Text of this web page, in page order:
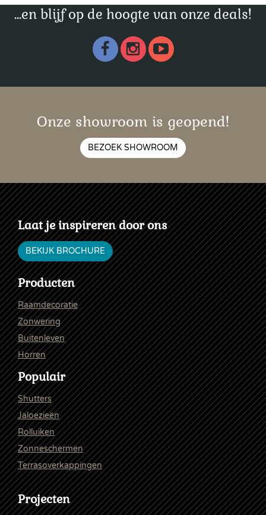
...en blijf op de hoogte van onze deals!
Onze showroom is geopend!
BEZOEK SHOWROOM
Laat je inspireren door ons
BEKIJK BROCHURE
Producten
Raamdecoratie
Zonwering
Buitenleven
Horren
Populair
Shutters
Jaloezieën
Rolluiken
Zonneschermen
Terrasoverkappingen
Projecten